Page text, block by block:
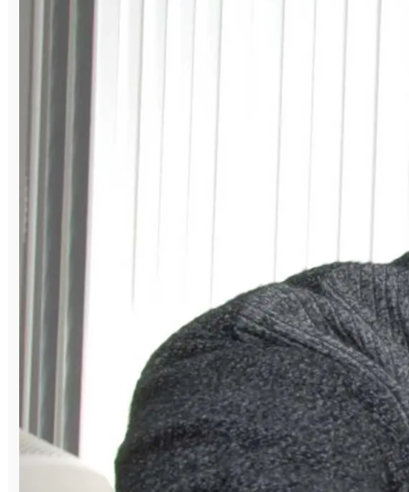
партий с разными соперниками. Итоги
компьютерная программа под контролем
секретаря турнира Владимира
Михайлова и главного арбитра Сергея
Перед началом турнира о Николае
Лушникове (на фото) рассказала
руководитель образовательных программ,
психолог шахматного клуба «Вертикаль»
Оксана Глухова. Она напомнила